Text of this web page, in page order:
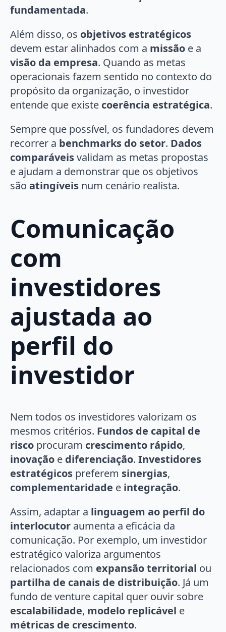
fundamentada.
Além disso, os objetivos estratégicos
devem estar alinhados com a missão e a
visão da empresa. Quando as metas
operacionais fazem sentido no contexto do
propósito da organização, o investidor
entende que existe coerência estratégica.
Sempre que possível, os fundadores devem
recorrer a benchmarks do setor. Dados
comparáveisvalidam as metas propostas
e ajudam a demonstrar que os objetivos
são atingíveis num cenário realista.
Comunicação
com
investidores
ajustada ao
perfil do
investidor
Nem todos os investidores valorizam os
mesmos critérios. Fundos de capital de
risco procuram crescimento rápido,
inovação e diferenciação. Investidores
estratégicos preferem sinergias,
complementaridade e integração.
Assim, adaptar a linguagem ao perfil do
interlocutor aumenta a eficácia da
comunicação. Por exemplo, um investidor
estratégico valoriza argumentos
relacionados com expansão territorial ou
partilha de canais de distribuição. Já um
fundo de venture capital quer ouvir sobre
escalabilidade, modelo replicável e
métricas de crescimento.